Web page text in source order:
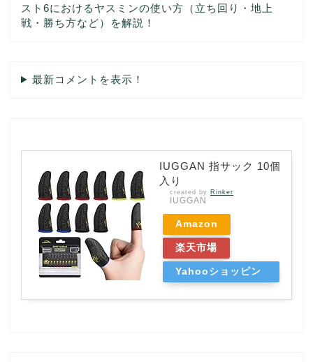
スト6におけるヤスミンの使い方（立ち回り・地上
戦・勝ち方など）を解説！
最新コメントを表示！
IUGGAN 指サック 10個
入り
created by Rinker
IUGGAN
Amazon
楽天市場
Yahooショッピン